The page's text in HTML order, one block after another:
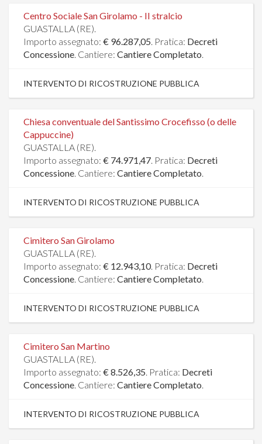
Centro Sociale San Girolamo - II stralcio
GUASTALLA (RE).
Importo assegnato: € 96.287,05. Pratica: Decreti
Concessione. Cantiere: Cantiere Completato.
INTERVENTO DI RICOSTRUZIONE PUBBLICA
Chiesa conventuale del Santissimo Crocefisso (o delle
Cappuccine)
GUASTALLA (RE).
Importo assegnato: € 74.971,47. Pratica: Decreti
Concessione. Cantiere: Cantiere Completato.
INTERVENTO DI RICOSTRUZIONE PUBBLICA
Cimitero San Girolamo
GUASTALLA (RE).
Importo assegnato: € 12.943,10. Pratica: Decreti
Concessione. Cantiere: Cantiere Completato.
INTERVENTO DI RICOSTRUZIONE PUBBLICA
Cimitero San Martino
GUASTALLA (RE).
Importo assegnato: € 8.526,35. Pratica: Decreti
Concessione. Cantiere: Cantiere Completato.
INTERVENTO DI RICOSTRUZIONE PUBBLICA